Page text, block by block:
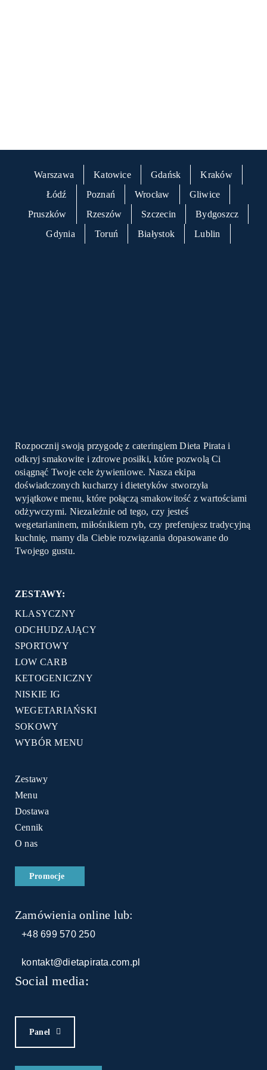
Warszawa Katowice Gdańsk
Kraków
Łódź
Poznań Wrocław
Gliwice
Pruszków
Rzeszów Szczecin
Bydgoszcz
Gdynia
Toruń Białystok Lublin
Rozpocznij swoją przygodę z cateringiem Dieta Pirata i
odkryj smakowite i zdrowe posiłki, które pozwolą Ci
osiągnąć Twoje cele żywieniowe. Nasza ekipa
doświadczonych kucharzy i dietetyków stworzyła
wyjątkowe menu, które połączą smakowitość z wartościami
odżywczymi. Niezależnie od tego, czy jesteś
wegetarianinem, miłośnikiem ryb, czy preferujesz tradycyjną
kuchnię, mamy dla Ciebie rozwiązania dopasowane do
Twojego gustu.
ZESTAWY:
KLASYCZNY
ODCHUDZAJĄCY
SPORTOWY
LOW CARB
KETOGENICZNY
NISKIE IG
WEGETARIAŃSKI
SOKOWY
WYBÓR MENU
Zestawy
Menu
Dostawa
Cennik
O nas
Promocje
Zamówienia online lub:
+48 699 570 250
kontakt@dietapirata.com.pl
Social media:
Panel